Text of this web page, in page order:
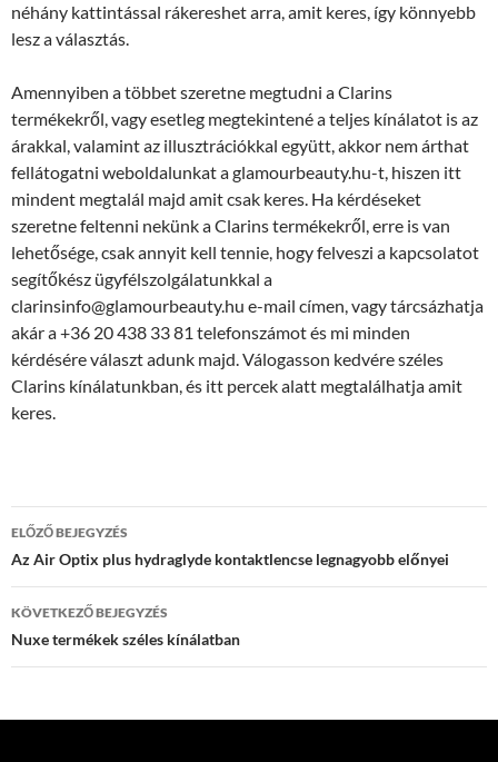
néhány kattintással rákereshet arra, amit keres, így könnyebb
lesz a választás.
Amennyiben a többet szeretne megtudni a Clarins
termékekről, vagy esetleg megtekintené a teljes kínálatot is az
árakkal, valamint az illusztrációkkal együtt, akkor nem árthat
fellátogatni weboldalunkat a glamourbeauty.hu-t, hiszen itt
mindent megtalál majd amit csak keres. Ha kérdéseket
szeretne feltenni nekünk a Clarins termékekről, erre is van
lehetősége, csak annyit kell tennie, hogy felveszi a kapcsolatot
segítőkész ügyfélszolgálatunkkal a
clarinsinfo@glamourbeauty.hu e-mail címen, vagy tárcsázhatja
akár a +36 20 438 33 81 telefonszámot és mi minden
kérdésére választ adunk majd. Válogasson kedvére széles
Clarins kínálatunkban, és itt percek alatt megtalálhatja amit
keres.
Bejegyzés
navigáció
ELŐZŐ BEJEGYZÉS
Az Air Optix plus hydraglyde kontaktlencse legnagyobb előnyei
KÖVETKEZŐ BEJEGYZÉS
Nuxe termékek széles kínálatban